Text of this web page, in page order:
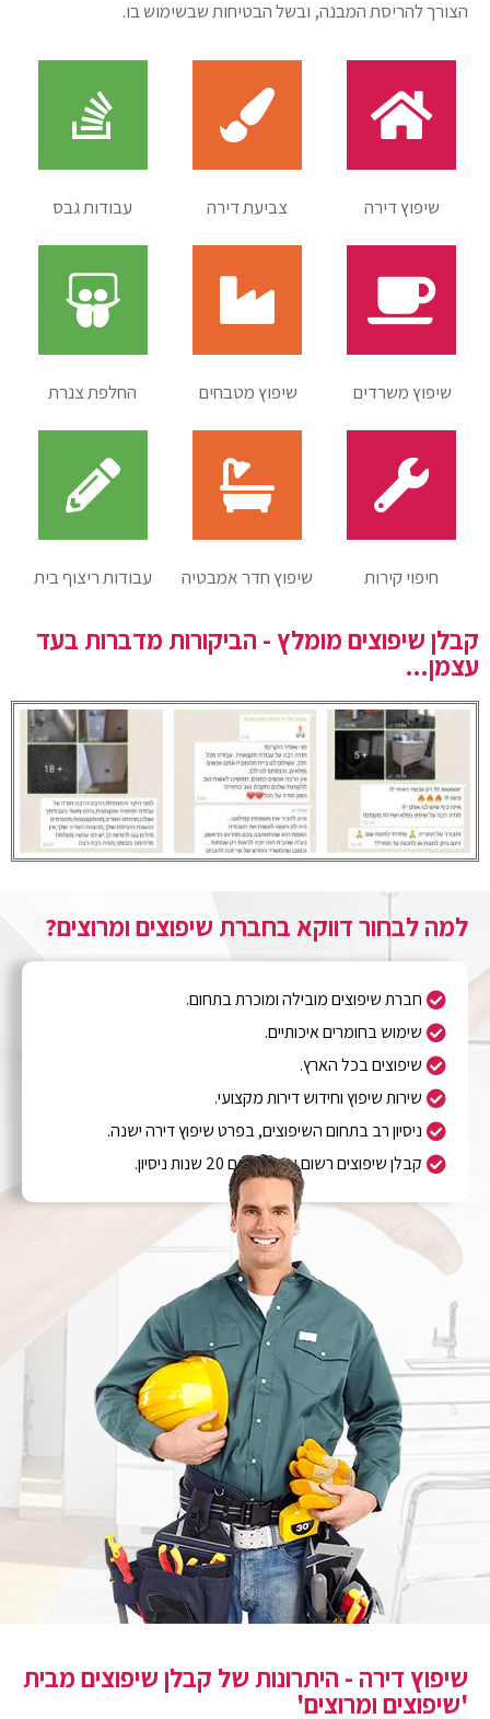
הצורך להריסת המבנה, ובשל הבטיחות שבשימוש בו.
שיפוץ דירה
שיפוץ משרדים
חיפוי קירות
צביעת דירה
שיפוץ מטבחים
שיפוץ חדר אמבטיה
עבודות גבס
החלפת צנרת
עבודות ריצוף בית
קבלן שיפוצים מומלץ - הביקורות מדברות בעד
עצמן...
למה לבחור דווקא בחברת שיפוצים ומרוצים?
חברת שיפוצים מובילה ומוכרת בתחום.
שימוש בחומרים איכותיים.
שיפוצים בכל הארץ.
שירות שיפוץ וחידוש דירות מקצועי.
ניסיון רב בתחום השיפוצים, בפרט שיפוץ דירה ישנה.
קבלן שיפוצים רשום ומוסמך עם 20 שנות ניסיון.
שיפוץ דירה - היתרונות של קבלן שיפוצים מבית
'שיפוצים ומרוצים'